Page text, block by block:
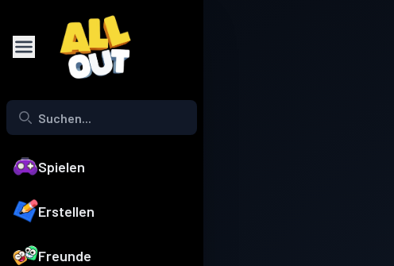
Spielen
Erstellen
Freunde